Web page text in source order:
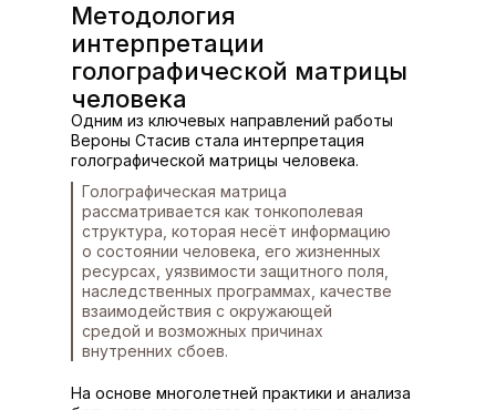
Методология
интерпретации
голографической матрицы
человека
Одним из ключевых направлений работы
Вероны Стасив стала интерпретация
голографической матрицы человека.
Голографическая матрица
рассматривается как тонкополевая
структура, которая несёт информацию
о состоянии человека, его жизненных
ресурсах, уязвимости защитного поля,
наследственных программах, качестве
взаимодействия с окружающей
средой и возможных причинах
внутренних сбоев.
На основе многолетней практики и анализа